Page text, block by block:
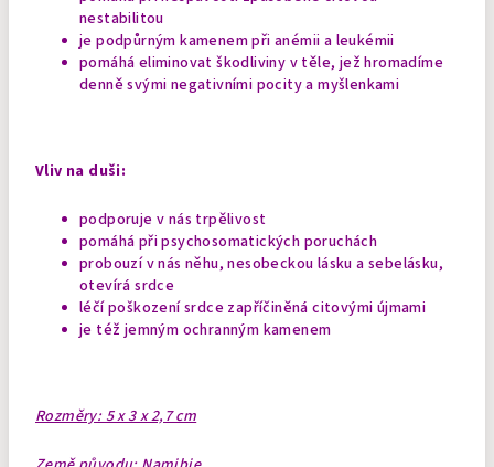
nestabilitou
je podpůrným kamenem při anémii a leukémii
pomáhá eliminovat škodliviny v těle, jež hromadíme
denně svými negativními pocity a myšlenkami
Vliv na duši:
podporuje v nás trpělivost
pomáhá při psychosomatických poruchách
probouzí v nás něhu, nesobeckou lásku a sebelásku,
otevírá srdce
léčí poškození srdce zapříčiněná citovými újmami
je též jemným ochranným kamenem
Rozměry: 5 x 3 x 2,7 cm